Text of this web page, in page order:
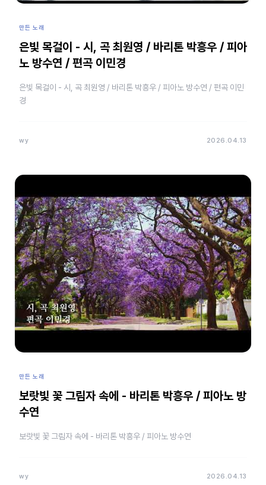
만든 노래
은빛 목걸이 - 시, 곡 최원영 / 바리톤 박흥우 / 피아
노 방수연 / 편곡 이민경
은빛 목걸이 - 시, 곡 최원영 / 바리톤 박흥우 / 피아노 방수연 / 편곡 이민
경
wy 2026.04.13
만든 노래
보랏빛 꽃 그림자 속에 - 바리톤 박흥우 / 피아노 방
수연
보랏빛 꽃 그림자 속에 - 바리톤 박흥우 / 피아노 방수연
wy 2026.04.13